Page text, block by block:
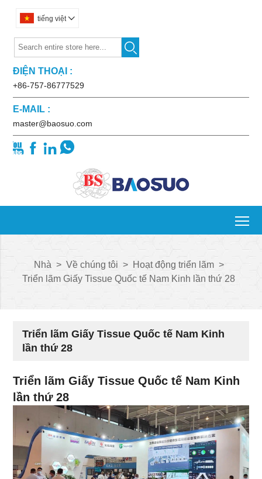
tiếng việt 

ĐIỆN THOẠI :
+86-757-86777529
E-MAIL :
master@baosuo.com
   
Nhà > Về chúng tôi > Hoạt động triển lãm >
Triển lãm Giấy Tissue Quốc tế Nam Kinh lần thứ 28
Triển lãm Giấy Tissue Quốc tế Nam Kinh
lần thứ 28
Triển lãm Giấy Tissue Quốc tế Nam Kinh
lần thứ 28